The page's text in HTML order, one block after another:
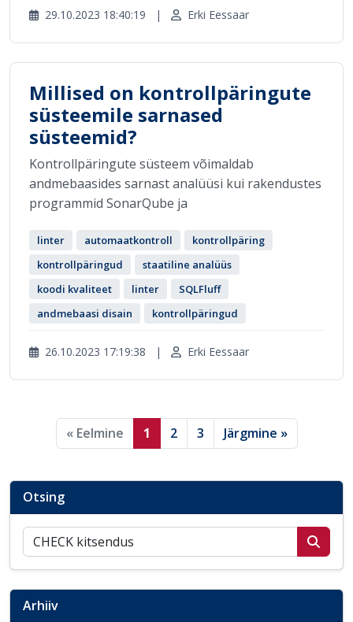
29.10.2023 18:40:19 | Erki Eessaar
Millised on kontrollpäringute
süsteemile sarnased
süsteemid?
Kontrollpäringute süsteem võimaldab
andmebaasides sarnast analüüsi kui rakendustes
programmid SonarQube ja
linter automaatkontroll
kontrollpäring
kontrollpäringud
staatiline analüüs
koodi kvaliteet
linter
SQLFluff
andmebaasi disain
kontrollpäringud
26.10.2023 17:19:38 | Erki Eessaar
« Eelmine 1 2 3 Järgmine »
Otsing
Otsi postitusi
Arhiiv